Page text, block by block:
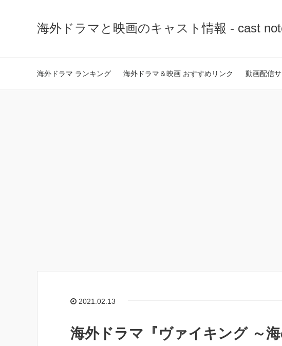
海外ドラマと映画のキャスト情報 - cast
海外ドラマ ランキング 海外ドラマ＆映画 おすすめリンク 動画配信
2021.02.13
海外ドラマ『ヴァイキング ～